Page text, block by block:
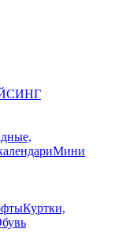
Мини
Куртки,